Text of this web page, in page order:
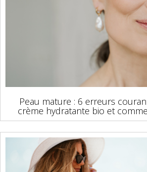
Peau mature : 6 erreurs
crème hydratante bio et